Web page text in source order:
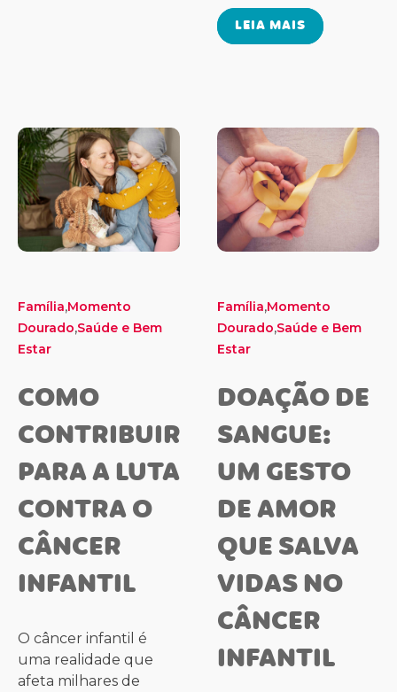
LEIA MAIS
Família,Momento
Dourado,Saúde e Bem
Estar
COMO
CONTRIBUIR
PARA A LUTA
CONTRA O
CÂNCER
INFANTIL
O câncer infantil é
uma realidade que
afeta milhares de
Família,Momento
Dourado,Saúde e Bem
Estar
DOAÇÃO DE
SANGUE:
UM GESTO
DE AMOR
QUE SALVA
VIDAS NO
CÂNCER
INFANTIL